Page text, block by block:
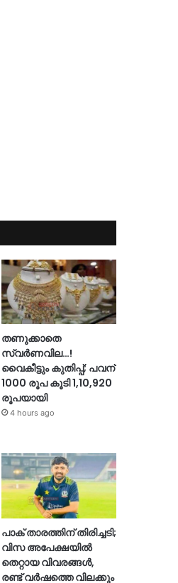
തണുക്കാതെ
സ്വർണവില…!
വൈകീട്ടും കുതിപ്പ്; പവന്
1000 രൂപ കൂടി 1,10,920
രൂപയായി
4 hours ago
പാക് താരത്തിന് തിരിച്ചടി;
വിസ അപേക്ഷയിൽ
തെറ്റായ വിവരങ്ങൾ,
രണ്ട് വർഷത്തെ വിലക്കും